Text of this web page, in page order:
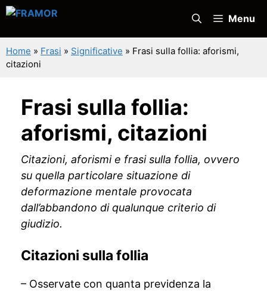
Vai
contenuto
Menu
Home » Frasi » Significative » Frasi sulla follia: aforismi,
citazioni
Frasi sulla follia:
aforismi, citazioni
Citazioni, aforismi e frasi sulla follia, ovvero
su quella particolare situazione di
deformazione mentale provocata
dall’abbandono di qualunque criterio di
giudizio.
Citazioni sulla follia
– Osservate con quanta previdenza la